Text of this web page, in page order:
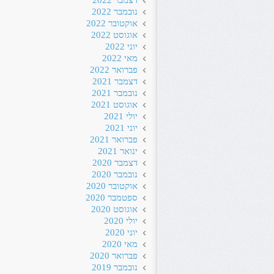
נובמבר 2022
אוקטובר 2022
אוגוסט 2022
יוני 2022
מאי 2022
פברואר 2022
דצמבר 2021
נובמבר 2021
אוגוסט 2021
יולי 2021
יוני 2021
פברואר 2021
ינואר 2021
דצמבר 2020
נובמבר 2020
אוקטובר 2020
ספטמבר 2020
אוגוסט 2020
יולי 2020
יוני 2020
מאי 2020
פברואר 2020
נובמבר 2019